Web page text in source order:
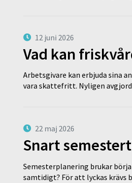
12 juni 2026
Vad kan
Arbetsgivare kan erbjuda sina
vara skattefritt. Nyligen
22 maj 2026
Snart
Semesterplanering brukar
samtidigt? För att lyckas